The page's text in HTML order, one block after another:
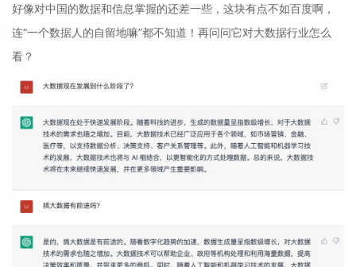
好像对中国的数据和信息掌握的还差一些，这块有点不如百度啊，
连“一个数据人的自留地嘛”都不知道！再问问它对大数据行业怎么
看？